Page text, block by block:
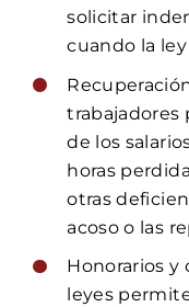
solicitar
cuando la
trabajadores
de los
horas
otras
acoso o las
Honorarios y
leyes